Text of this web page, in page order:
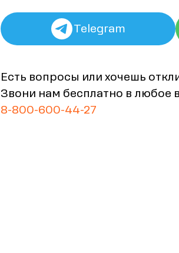
Telegram
Есть вопросы или хочешь
Звони нам бесплатно в любое
8-800-600-44-27